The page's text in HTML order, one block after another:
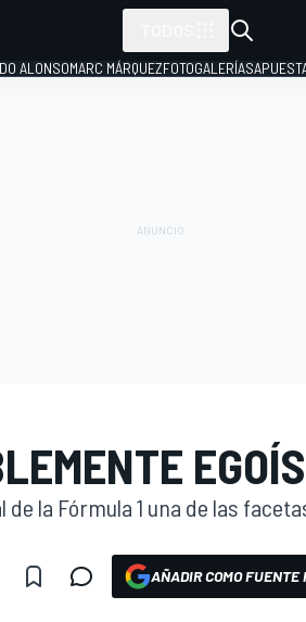
ALONSOMARC MÁRQUEZFOTOGALERÍAS
la Fórmula 1 una de las
AÑADIR COMO FUENTE